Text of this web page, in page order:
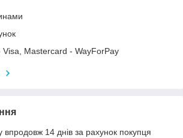
Mastercard - WayForPay
14 днів за рахунок покупця